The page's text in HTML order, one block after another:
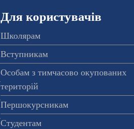
Для користувачів
Школярам
Вступникам
Особам з тимчасово окупованих
територій
Першокурсникам
Студентам